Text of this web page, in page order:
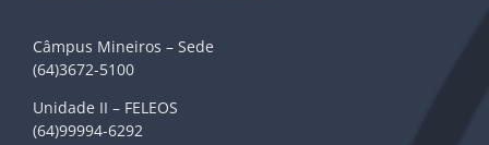
Câmpus Mineiros – Sede
(64)3672-5100
Unidade II – FELEOS
(64)99994-6292